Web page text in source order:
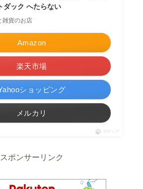
ダック へたらない
雑貨のお店
Amazon
楽天市場
ショッピング
メルカリ
ポチップ
スポンサーリンク